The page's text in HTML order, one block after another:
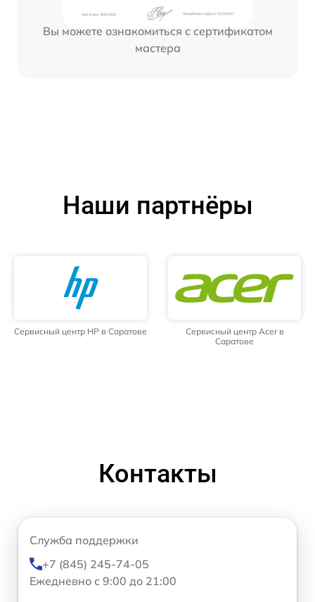
Вы можете ознакомиться с сертификатом
мастера
Наши партнёры
Сервисный центр HP в Саратове
Сервисный центр Acer в
Саратове
Контакты
Служба поддержки
+7 (845) 245-74-05
Ежедневно с 9:00 до 21:00